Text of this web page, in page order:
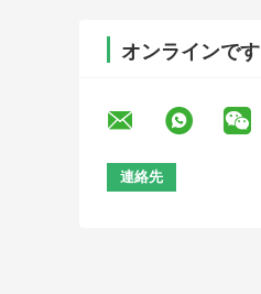
オンラインです